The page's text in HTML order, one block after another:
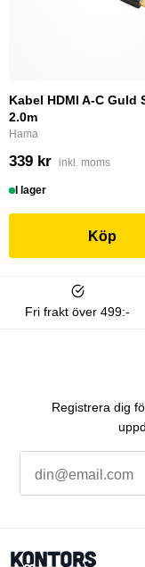
Kabel HDMI A-C Guld
2.0m
Hama
339 kr inkl. moms
I lager
Köp
Fri frakt över 499:-
Registrera dig